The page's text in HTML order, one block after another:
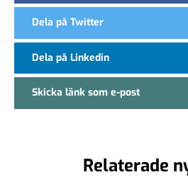
Dela på Twitter
Dela på Linkedin
Skicka länk som e-post
Relaterade